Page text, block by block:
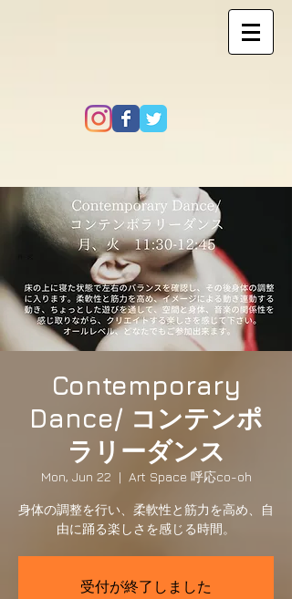
Contemporary
Dance/ コンテンポ
ラリーダンス
Mon, Jun 22
  |
Art Space 呼応co-oh
身体の調整を行い、柔軟性と筋力を高め、自
由に踊る楽しさを感じる時間。
受付が終了しました